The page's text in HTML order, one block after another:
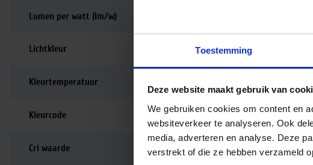
Toestemming
Deze website maakt gebruik van
We gebruiken cookies om content en
websiteverkeer te analyseren. Ook
media, adverteren en analyse. Deze
verstrekt of die ze hebben verzameld
Lumen per watt (lm/w)
Lichtkleur 3000K
Kleurtemperatuur
Kleurcode 830
Cri waarde 80-89